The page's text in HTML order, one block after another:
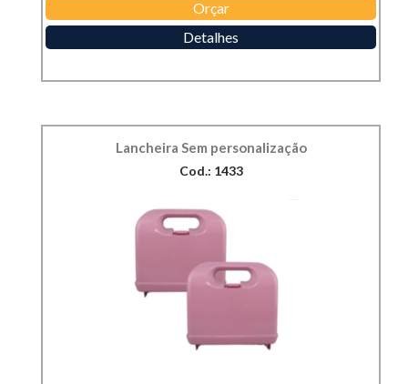
Orçar
Detalhes
Lancheira Sem personalização
Cod.: 1433